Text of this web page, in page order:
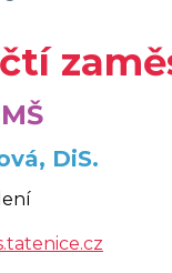
DiS.